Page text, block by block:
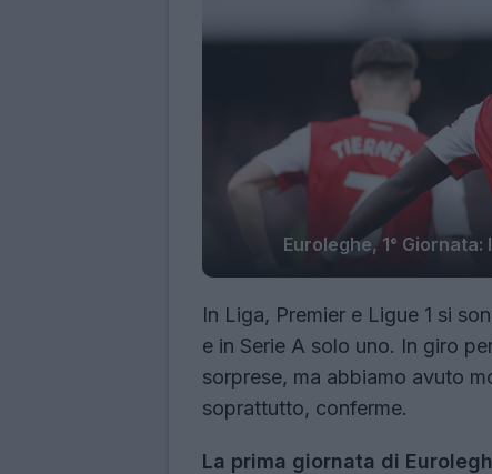
Euroleghe, 1°
In Liga, Premier e Ligue 1 si
e in Serie A solo uno. In giro
sorprese, ma abbiamo avuto
soprattutto, conferme.
La prima giornata di